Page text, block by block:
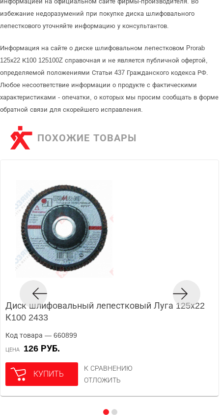
избежание недоразумений при покупке диска шлифовального
лепесткового уточняйте информацию у консультантов.
Информация на сайте о диске шлифовальном лепестковом Prorab
125х22 К100 125100Z справочная и не является публичной офертой,
определяемой положениями Статьи 437 Гражданского кодекса РФ.
Любое несоответствие информации о продукте с фактическими
характеристиками - опечатки, о которых мы просим сообщать в форме
обратной связи для скорейшего исправления.
ПОХОЖИЕ ТОВАРЫ
Диск шлифовальный лепестковый Луга 125х22
К100 2433
Код товара — 660899
ЦЕНА 126 РУБ.
КУПИТЬ
К СРАВНЕНИЮ
ОТЛОЖИТЬ